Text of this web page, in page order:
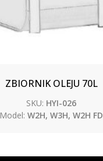
ZBIORNIK OLEJU 70L
SKU: HYI-026
Model: W2H, W3H, W2H FD